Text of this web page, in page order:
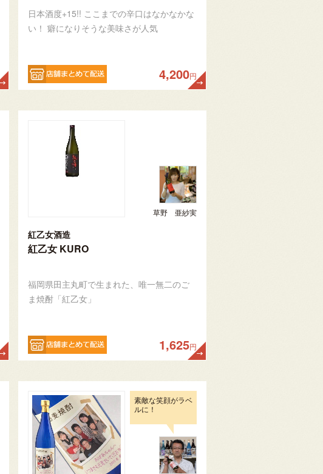
日本酒度+15!! ここまでの辛口はなかなかな
い！ 癖になりそうな美味さが人気
4,200円
草野 亜紗実
紅乙女酒造
紅乙女 KURO
福岡県田主丸町で生まれた、唯一無二のご
ま焼酎「紅乙女」
1,625円
素敵な笑顔がラベ
ルに！